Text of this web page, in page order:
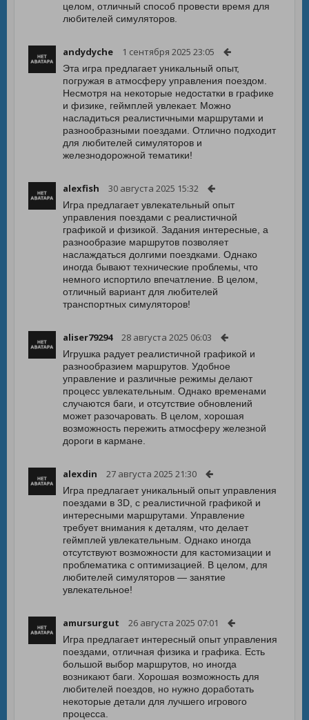
целом, отличный способ провести время для
любителей симуляторов.
andydyche 1 сентября 2025 23:05
Эта игра предлагает уникальный опыт,
погружая в атмосферу управления поездом.
Несмотря на некоторые недостатки в графике
и физике, геймплей увлекает. Можно
насладиться реалистичными маршрутами и
разнообразными поездами. Отлично подходит
для любителей симуляторов и
железнодорожной тематики!
alexfish 30 августа 2025 15:32
Игра предлагает увлекательный опыт
управления поездами с реалистичной
графикой и физикой. Задания интересные, а
разнообразие маршрутов позволяет
наслаждаться долгими поездками. Однако
иногда бывают технические проблемы, что
немного испортило впечатление. В целом,
отличный вариант для любителей
транспортных симуляторов!
aliser79294 28 августа 2025 06:03
Игрушка радует реалистичной графикой и
разнообразием маршрутов. Удобное
управление и различные режимы делают
процесс увлекательным. Однако временами
случаются баги, и отсутствие обновлений
может разочаровать. В целом, хорошая
возможность пережить атмосферу железной
дороги в кармане.
alexdin 27 августа 2025 21:30
Игра предлагает уникальный опыт управления
поездами в 3D, с реалистичной графикой и
интересными маршрутами. Управление
требует внимания к деталям, что делает
геймплей увлекательным. Однако иногда
отсутствуют возможности для кастомизации и
проблематика с оптимизацией. В целом, для
любителей симуляторов — занятие
увлекательное!
amursurgut 26 августа 2025 07:01
Игра предлагает интересный опыт управления
поездами, отличная физика и графика. Есть
большой выбор маршрутов, но иногда
возникают баги. Хорошая возможность для
любителей поездов, но нужно доработать
некоторые детали для лучшего игрового
процесса.